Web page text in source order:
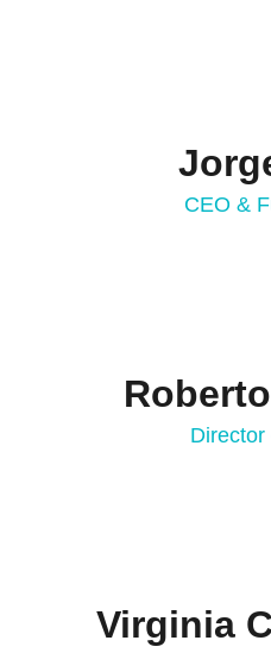
CEO &
Director
Virginia